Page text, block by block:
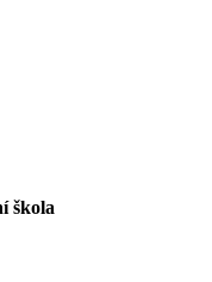
škola